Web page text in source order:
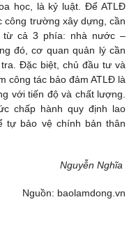
học, là kỷ luật. Để ATLĐ
công trường xây dựng, cần
từ cả 3 phía: nhà nước –
đó, cơ quan quản lý cần
Đặc biệt, chủ đầu tư và
công tác bảo đảm ATLĐ là
với tiến độ và chất lượng.
chấp hành quy định lao
tự bảo vệ chính bản thân
Nguyễn Nghĩa
Nguồn: baolamdong.vn